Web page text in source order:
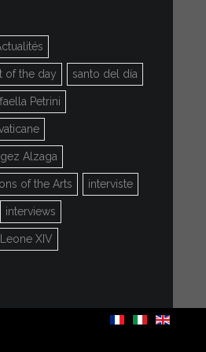
of the day santo del día
Petrini
Alzaga
of the Arts interviste
interviews
XIV